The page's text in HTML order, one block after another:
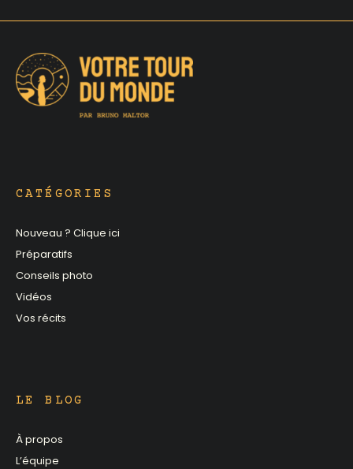
CATÉGORIES
Nouveau ? Clique ici
Préparatifs
Conseils photo
Vidéos
Vos récits
LE BLOG
À propos
L’équipe